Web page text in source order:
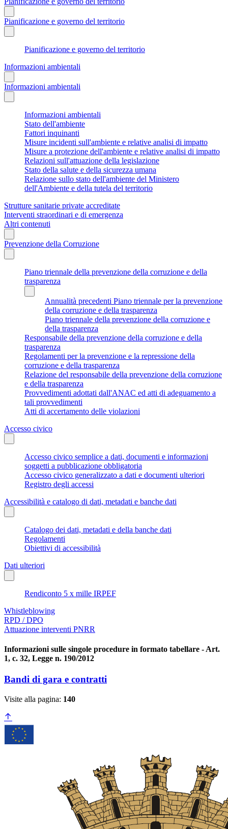
Pianificazione e governo del territorio
Pianificazione e governo del territorio
Informazioni ambientali
Informazioni ambientali
Informazioni ambientali
Stato dell'ambiente
Fattori inquinanti
Misure incidenti sull'ambiente e relative analisi di impatto
Misure a protezione dell'ambiente e relative analisi di impatto
Relazioni sull'attuazione della legislazione
Stato della salute e della sicurezza umana
Relazione sullo stato dell'ambiente del Ministero
dell'Ambiente e della tutela del territorio
Strutture sanitarie private accreditate
Interventi straordinari e di emergenza
Altri contenuti
Prevenzione della Corruzione
Piano triennale della prevenzione della corruzione e della
trasparenza
Annualità precedenti Piano triennale per la prevenzione
della corruzione e della trasparenza
Piano triennale della prevenzione della corruzione e
della trasparenza
Responsabile della prevenzione della corruzione e della
trasparenza
Regolamenti per la prevenzione e la repressione della
corruzione e della trasparenza
Relazione del responsabile della prevenzione della corruzione
e della trasparenza
Provvedimenti adottati dall'ANAC ed atti di adeguamento a
tali provvedimenti
Atti di accertamento delle violazioni
Accesso civico
Accesso civico semplice a dati, documenti e informazioni
soggetti a pubblicazione obbligatoria
Accesso civico generalizzato a dati e documenti ulteriori
Registro degli accessi
Accessibilità e catalogo di dati, metadati e banche dati
Catalogo dei dati, metadati e della banche dati
Regolamenti
Obiettivi di accessibilità
Dati ulteriori
Rendiconto 5 x mille IRPEF
Whistleblowing
RPD / DPO
Attuazione interventi PNRR
Informazioni sulle singole procedure in formato tabellare - Art.
1, c. 32, Legge n. 190/2012
Bandi di gara e contratti
Visite alla pagina: 140